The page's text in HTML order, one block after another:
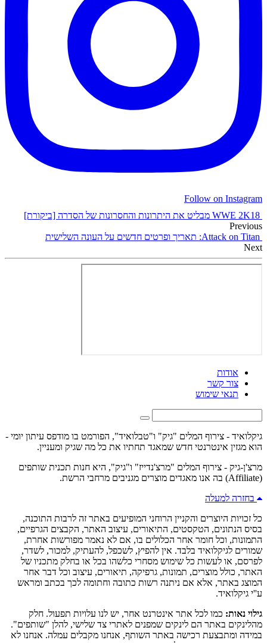
Follow on Instagram
WWE 2K18 מבליט את היתרונות והחסרונות של הסדרה [ביקורת]
Previous
Attack on Titan: תאריך ופרטים חדשים על העונה השלישית
Next
אודות
צור קשר
תנאי שימוש
גיקלואיד - צירוף המלים "גיק" ו"טבלואיד", הפורמט בו מודפס עיתון יומי -
הוא מגזין אינטרנטי חדש שמאגד תחתיו את כל מה שגיק ומעניין.
מרצ'ן-גיק - צירוף המלים "מרצ'נדייז" ו"גיק", היא חנות תכנית שותפים
(Affiliate) בה אנו מאגדים מוצרים מגניבים מרחבי הרשת.
בחזרה למעלה
כל זכויות היוצרים והקניין הרוחני המופיעים באתר זה לרבות התוכנה,
בסיס הנתונים, הטקסטים, התיאורים, עיצוב האתר, הקבצים הגרפיים,
התמונות, וכל חומר אחר הכלולים בו, אם לא נאמר מפורשות אחרת,
שמורים לגיקלואיד בלבד. אין להפיץ, לשכפל, להעתיק, למכור, לשדר,
לפרסם, או לעשות כל שימוש מסחרי כלשהו בכל או בחלק מתכניו של
האתר, כולל מוצרים, תמונות, גרפיקה, תיאורים, עיצוב וכל דבר אחר
המוצג באתר, אלא אם ניתנה רשות כתובה וחתומה לכך בכתב ומראש
ע''י גיקלואיד.
גילוי נאות: כמו לכל אתר אינטרנט אחר, יש לנו עלויות תפעול. חלק
מהלינקים באתר הם לינקים שמפנים לאתרי צד שלישי, להלן "שותפים".
במידה ומתבצעת רכישה באתר השותף, אנחנו מקבלים עמלה. אנחנו לא